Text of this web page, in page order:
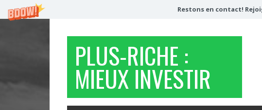
Restons en contact!
PLUS-RICHE :
MIEUX INVESTIR